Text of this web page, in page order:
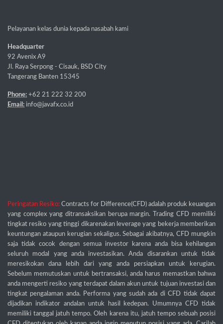
Pelayanan kelas dunia kepada nasabah kami
Headquarter
92 Avenix A9
Jl. Raya Serpong - Cisauk, BSD City
Tangerang Banten 15345
Phone: +62 21 222 32 200
Email: info@javafx.co.id
Peringatan Resiko: Contracts for Difference(CFD) adalah produk keuangan
yang complex yang ditransaksikan berupa margin. Trading CFD memiliki
tingkat resiko yang tinggi dikarenakan leverage yang bekerja memberikan
keuntungan ataupun kerugian sekaligus. Sebagai akibatnya, CFD mungkin
saja tidak cocok dengan semua investor karena anda bisa kehilangan
seluruh modal yang anda investasikan. Anda disarankan untuk tidak
meresikokan dana lebih dari yang anda persiapkan untuk kerugian.
Sebelum memutuskan untuk bertransaksi, anda harus memastkan bahwa
anda mengerti resiko yang terdapat dalam akun untuk tujuan investasi dan
tingkat pengalaman anda. Performa yang sudah ada di CFD tidak dapat
dijadikan indikator andalan untuk hasil kedepan. Umumnya CFD tidak
memiliki tanggal jatuh tempo. Oleh karena itu, jatuh tempo sebuah posisi